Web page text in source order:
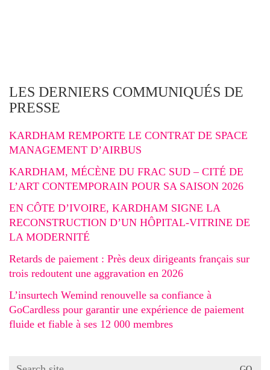
LES DERNIERS COMMUNIQUÉS DE
PRESSE
KARDHAM REMPORTE LE CONTRAT DE SPACE
MANAGEMENT D’AIRBUS
KARDHAM, MÉCÈNE DU FRAC SUD – CITÉ DE
L’ART CONTEMPORAIN POUR SA SAISON 2026
EN CÔTE D’IVOIRE, KARDHAM SIGNE LA
RECONSTRUCTION D’UN HÔPITAL-VITRINE DE
LA MODERNITÉ
Retards de paiement : Près deux dirigeants français sur
trois redoutent une aggravation en 2026
L’insurtech Wemind renouvelle sa confiance à
GoCardless pour garantir une expérience de paiement
fluide et fiable à ses 12 000 membres
Search